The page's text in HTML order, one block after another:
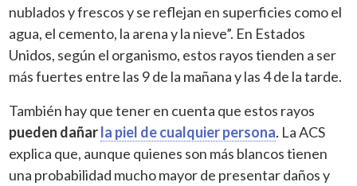
nublados y frescos y se reflejan en superficies como el
agua, el cemento, la arena y la nieve”. En Estados
Unidos, según el organismo, estos rayos tienden a ser
más fuertes entre las 9 de la mañana y las 4 de la tarde.
También hay que tener en cuenta que estos rayos
pueden dañarla piel de cualquier persona. La ACS
explica que, aunque quienes son más blancos tienen
una probabilidad mucho mayor de presentar daños y